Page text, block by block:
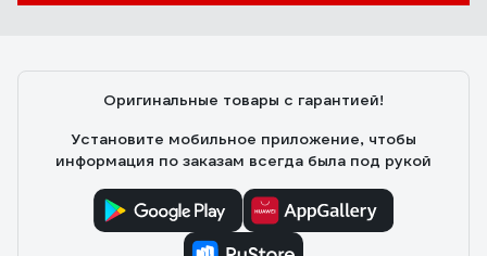
Оригинальные товары с гарантией!
Установите мобильное приложение, чтобы
информация по заказам всегда была под рукой